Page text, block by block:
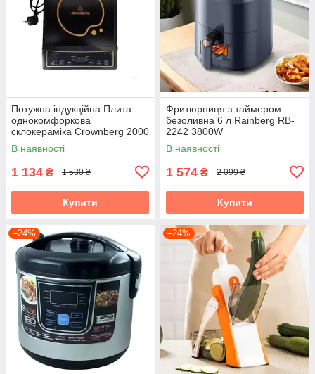
Потужна індукційна Плита
однокомфоркова
склокераміка Crownberg 2000
Вт
В наявності
1 134 ₴ 1 530 ₴
Купити
Фритюрниця з таймером
безоливна 6 л Rainberg RB-
2242 3800W
аерофритюрниця
В наявності
1 574 ₴ 2 099 ₴
Купити
–24% –24%